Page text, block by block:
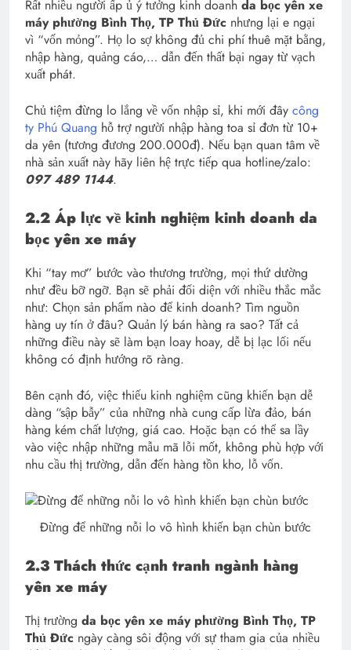
Rất nhiều người ấp ủ ý tưởng kinh doanh da bọc yên xe
máy phường Bình Thọ, TP Thủ Đức nhưng lại e ngại
vì “vốn mỏng”. Họ lo sợ không đủ chi phí thuê mặt bằng,
nhập hàng, quảng cáo,… dẫn đến thất bại ngay từ vạch
xuất phát.
Chủ tiệm đừng lo lắng về vốn nhập sỉ, khi mới đây công
ty Phú Quang hỗ trợ người nhập hàng toa sỉ đơn từ 10+
da yên (tương đương 200.000đ). Nếu bạn quan tâm về
nhà sản xuất này hãy liên hệ trực tiếp qua hotline/zalo:
097 489 1144.
2.2 Áp lực về kinh nghiệm kinh doanh da
bọc yên xe máy
Khi “tay mơ” bước vào thương trường, mọi thứ dường
như đều bỡ ngỡ. Bạn sẽ phải đối diện với nhiều thắc mắc
như: Chọn sản phẩm nào để kinh doanh? Tìm nguồn
hàng uy tín ở đâu? Quản lý bán hàng ra sao? Tất cả
những điều này sẽ làm bạn loay hoay, dễ bị lạc lối nếu
không có định hướng rõ ràng.
Bên cạnh đó, việc thiếu kinh nghiệm cũng khiến bạn dễ
dàng “sập bẫy” của những nhà cung cấp lừa đảo, bán
hàng kém chất lượng, giá cao. Hoặc bạn có thể sa lầy
vào việc nhập những mẫu mã lỗi mốt, không phù hợp với
nhu cầu thị trường, dẫn đến hàng tồn kho, lỗ vốn.
Đừng để những nỗi lo vô hình khiến bạn chùn bước
2.3 Thách thức cạnh tranh ngành hàng
yên xe máy
Thị trường da bọc yên xe máy phường Bình Thọ, TP
Thủ Đức ngày càng sôi động với sự tham gia của nhiều